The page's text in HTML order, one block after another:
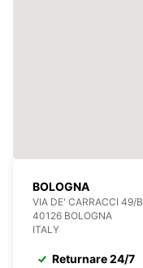
BOLOGNA
VIA DE' CARRACCI 49/B
40126 BOLOGNA
ITALY
Returnare 24/7